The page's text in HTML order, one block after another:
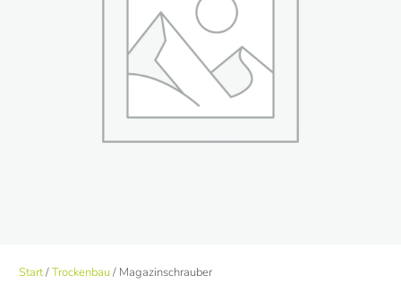
Start/Trockenbau/ Magazinschrauber